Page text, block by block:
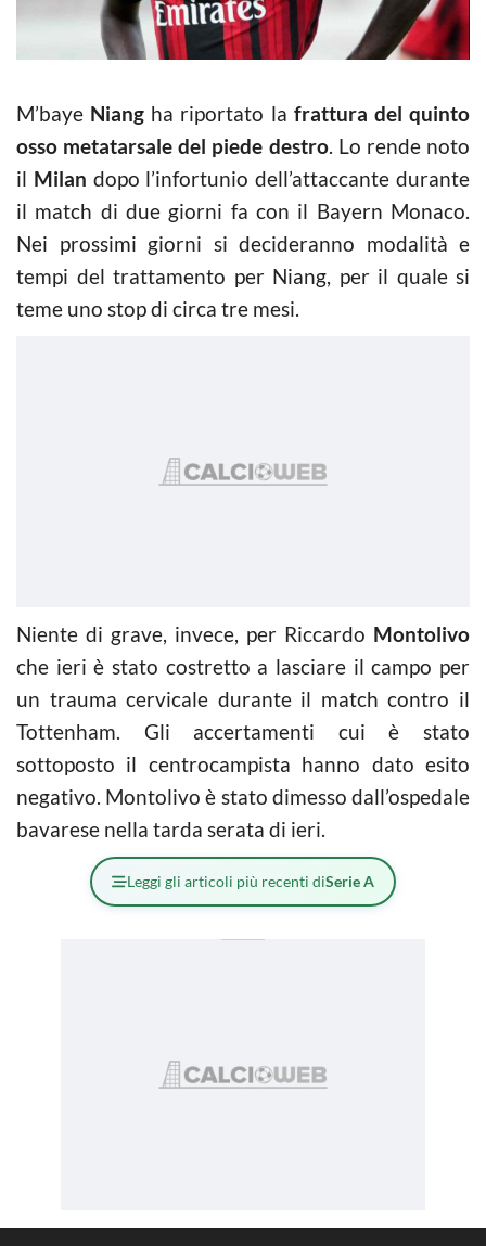
M’baye Niang ha riportato la frattura del quinto
osso metatarsale del piede destro. Lo rende noto
il Milan dopo l’infortunio dell’attaccante durante
il match di due giorni fa con il Bayern Monaco.
Nei prossimi giorni si decideranno modalità e
tempi del trattamento per Niang, per il quale si
teme uno stop di circa tre mesi.
Niente di grave, invece, per Riccardo Montolivo
che ieri è stato costretto a lasciare il campo per
un trauma cervicale durante il match contro il
Tottenham. Gli accertamenti cui è stato
sottoposto il centrocampista hanno dato esito
negativo. Montolivo è stato dimesso dall’ospedale
bavarese nella tarda serata di ieri.
Leggi gli articoli più recenti diSerie A